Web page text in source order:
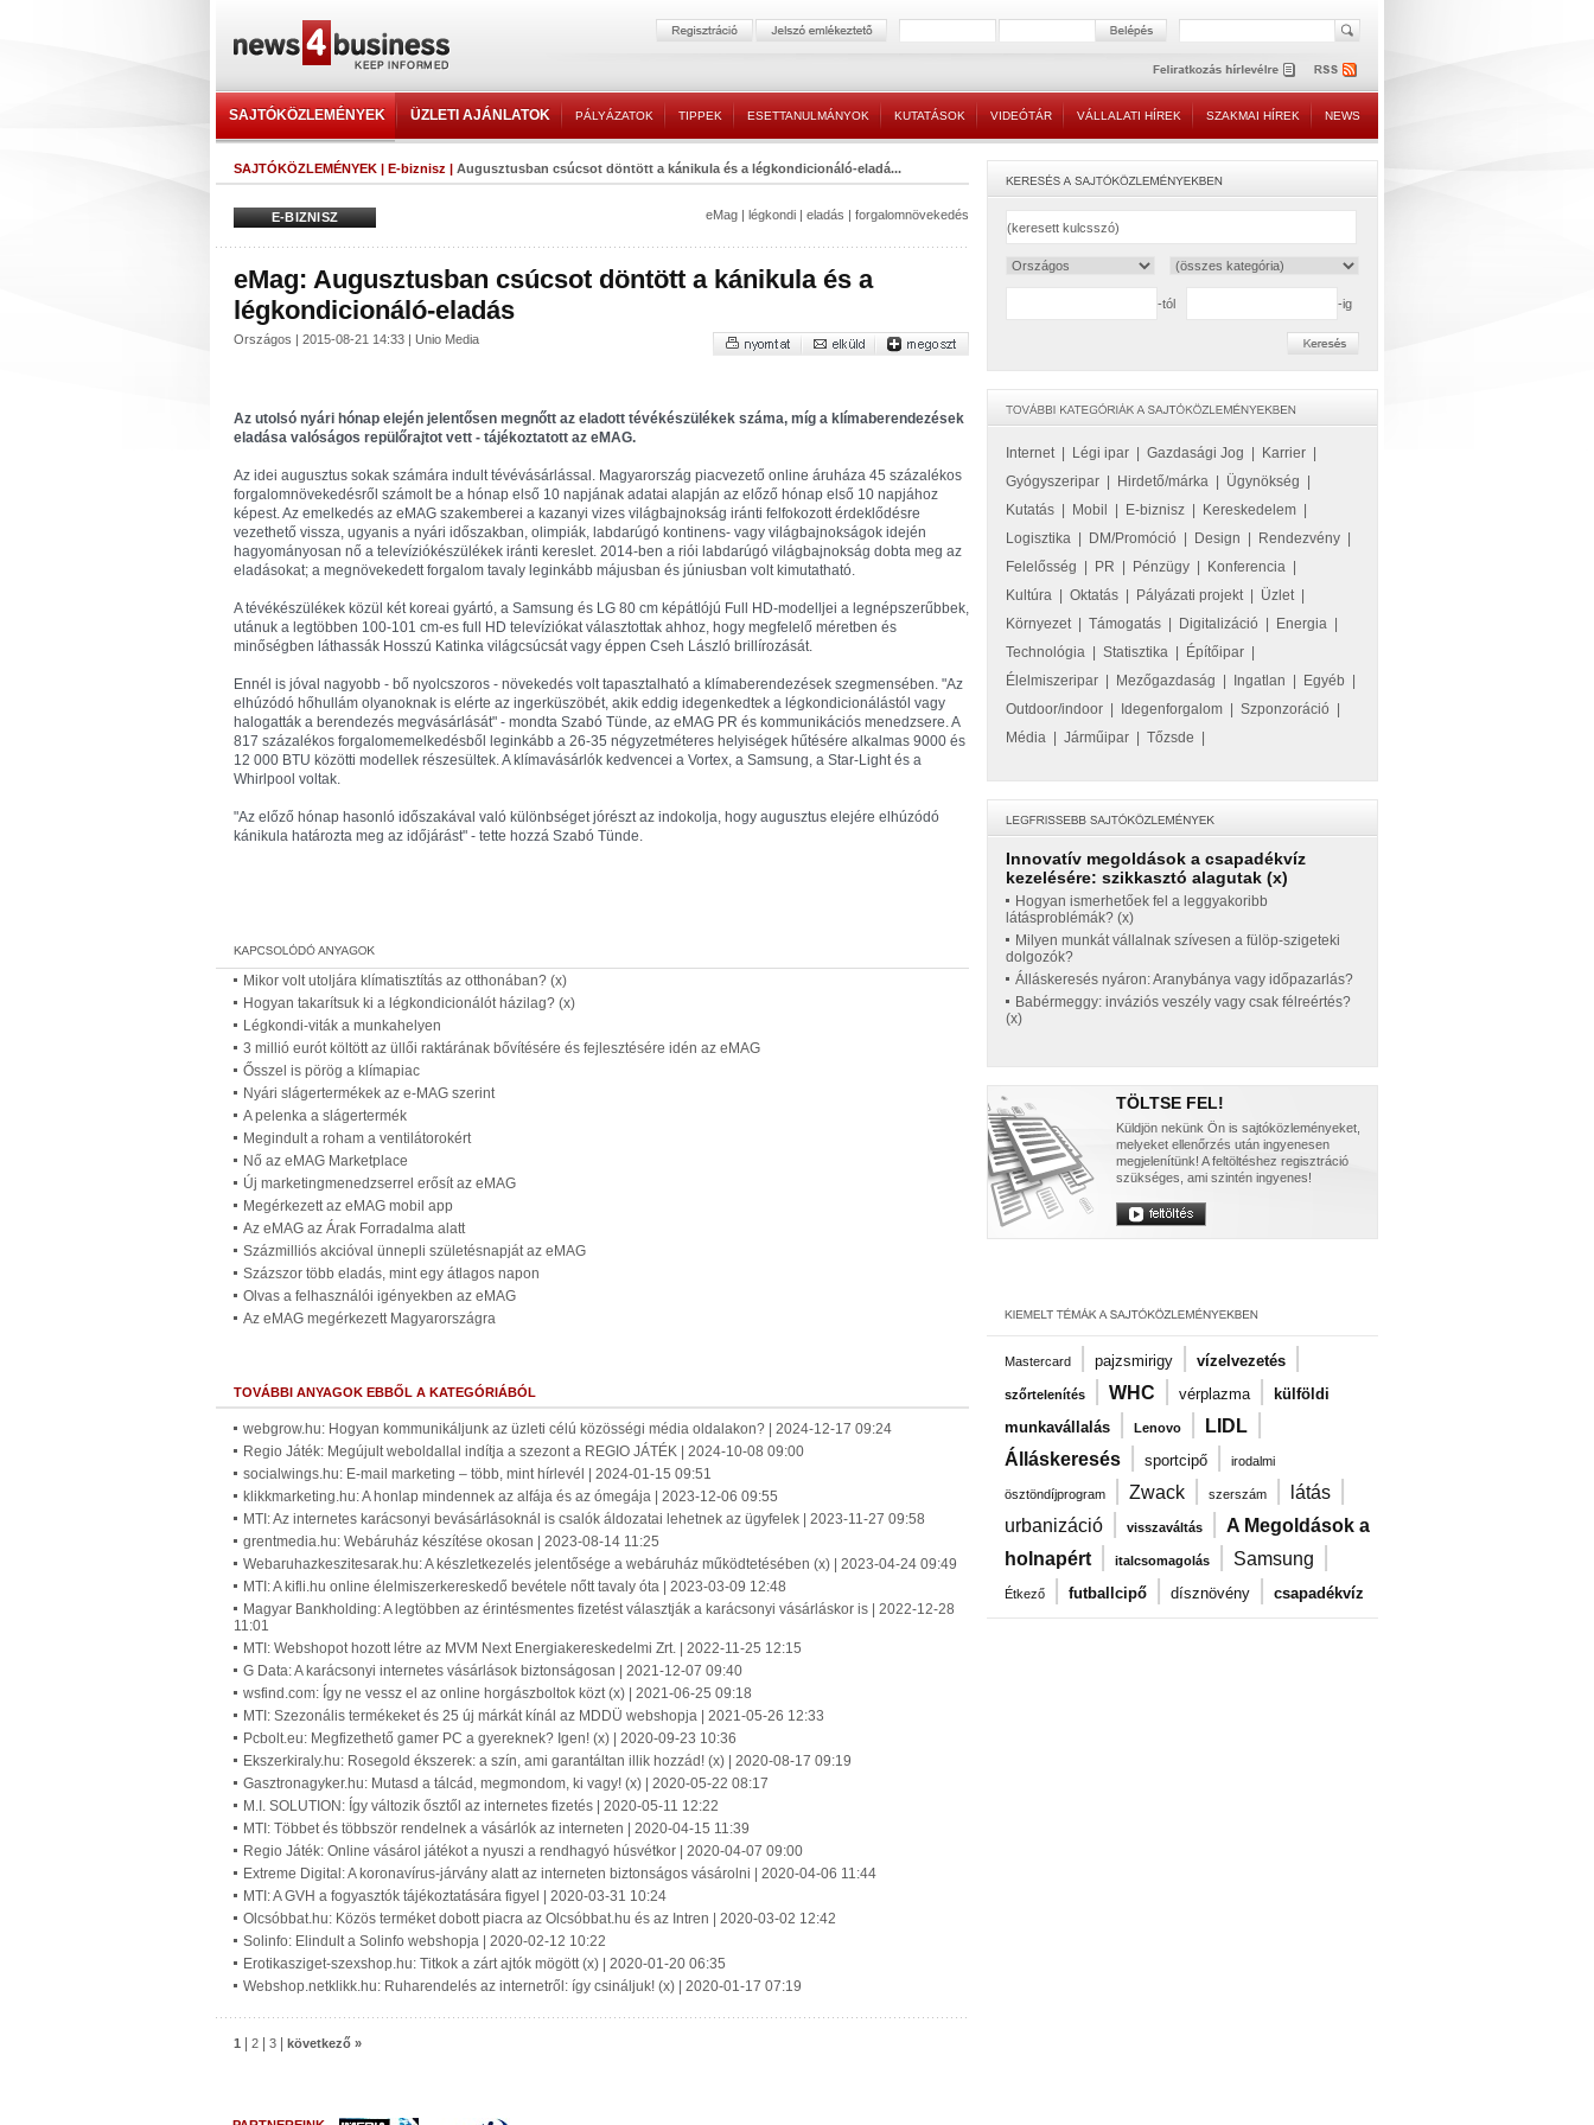
SAJTÓKÖZLEMÉNYEK ÜZLETI AJÁNLATOK PÁLYÁZATOK TIPPEK ESETTANULMÁNYOK KUTATÁSOK VIDEÓTÁR VÁLLALATI HÍREK SZAKMAI HÍREK NEWS
SAJTÓKÖZLEMÉNYEK | E-biznisz | Augusztusban csúcsot döntött a kánikula és a légkondicionáló-eladá...
E-BIZNISZ eMag | légkondi | eladás | forgalomnövekedés
eMag: Augusztusban csúcsot döntött a kánikula és a
légkondicionáló-eladás
Országos | 2015-08-21 14:33 | Unio Media
Az utolsó nyári hónap elején jelentősen megnőtt az eladott tévékészülékek száma, míg a klímaberendezések
eladása valóságos repülőrajtot vett - tájékoztatott az eMAG.
Az idei augusztus sokak számára indult tévévásárlással. Magyarország piacvezető online áruháza 45 százalékos
forgalomnövekedésről számolt be a hónap első 10 napjának adatai alapján az előző hónap első 10 napjához
képest. Az emelkedés az eMAG szakemberei a kazanyi vizes világbajnokság iránti felfokozott érdeklődésre
vezethető vissza, ugyanis a nyári időszakban, olimpiák, labdarúgó kontinens- vagy világbajnokságok idején
hagyományosan nő a televíziókészülékek iránti kereslet. 2014-ben a riói labdarúgó világbajnokság dobta meg az
eladásokat; a megnövekedett forgalom tavaly leginkább májusban és júniusban volt kimutatható.
A tévékészülékek közül két koreai gyártó, a Samsung és LG 80 cm képátlójú Full HD-modelljei a legnépszerűbbek,
utánuk a legtöbben 100-101 cm-es full HD televíziókat választottak ahhoz, hogy megfelelő méretben és
minőségben láthassák Hosszú Katinka világcsúcsát vagy éppen Cseh László brillírozását.
Ennél is jóval nagyobb - bő nyolcszoros - növekedés volt tapasztalható a klímaberendezések szegmensében. "Az
elhúzódó hőhullám olyanoknak is elérte az ingerküszöbét, akik eddig idegenkedtek a légkondicionálástól vagy
halogatták a berendezés megvásárlását" - mondta Szabó Tünde, az eMAG PR és kommunikációs menedzsere. A
817 százalékos forgalomemelkedésből leginkább a 26-35 négyzetméteres helyiségek hűtésére alkalmas 9000 és
12 000 BTU közötti modellek részesültek. A klímavásárlók kedvencei a Vortex, a Samsung, a Star-Light és a
Whirlpool voltak.
"Az előző hónap hasonló időszakával való különbséget jórészt az indokolja, hogy augusztus elejére elhúzódó
kánikula határozta meg az időjárást" - tette hozzá Szabó Tünde.
Mikor volt utoljára klímatisztítás az otthonában? (x)
Hogyan takarítsuk ki a légkondicionálót házilag? (x)
Légkondi-viták a munkahelyen
3 millió eurót költött az üllői raktárának bővítésére és fejlesztésére idén az eMAG
Ősszel is pörög a klímapiac
Nyári slágertermékek az e-MAG szerint
A pelenka a slágertermék
Megindult a roham a ventilátorokért
Nő az eMAG Marketplace
Új marketingmenedzserrel erősít az eMAG
Megérkezett az eMAG mobil app
Az eMAG az Árak Forradalma alatt
Százmilliós akcióval ünnepli születésnapját az eMAG
Százszor több eladás, mint egy átlagos napon
Olvas a felhasználói igényekben az eMAG
Az eMAG megérkezett Magyarországra
TOVÁBBI ANYAGOK EBBŐL A KATEGÓRIÁBÓL
webgrow.hu: Hogyan kommunikáljunk az üzleti célú közösségi média oldalakon? | 2024-12-17 09:24
Regio Játék: Megújult weboldallal indítja a szezont a REGIO JÁTÉK | 2024-10-08 09:00
socialwings.hu: E-mail marketing – több, mint hírlevél | 2024-01-15 09:51
klikkmarketing.hu: A honlap mindennek az alfája és az ómegája | 2023-12-06 09:55
MTI: Az internetes karácsonyi bevásárlásoknál is csalók áldozatai lehetnek az ügyfelek | 2023-11-27 09:58
grentmedia.hu: Webáruház készítése okosan | 2023-08-14 11:25
Webaruhazkeszitesarak.hu: A készletkezelés jelentősége a webáruház működtetésében (x) | 2023-04-24 09:49
MTI: A kifli.hu online élelmiszerkereskedő bevétele nőtt tavaly óta | 2023-03-09 12:48
Magyar Bankholding: A legtöbben az érintésmentes fizetést választják a karácsonyi vásárláskor is | 2022-12-28
11:01
MTI: Webshopot hozott létre az MVM Next Energiakereskedelmi Zrt. | 2022-11-25 12:15
G Data: A karácsonyi internetes vásárlások biztonságosan | 2021-12-07 09:40
wsfind.com: Így ne vessz el az online horgászboltok közt (x) | 2021-06-25 09:18
MTI: Szezonális termékeket és 25 új márkát kínál az MDDÜ webshopja | 2021-05-26 12:33
Pcbolt.eu: Megfizethető gamer PC a gyereknek? Igen! (x) | 2020-09-23 10:36
Ekszerkiraly.hu: Rosegold ékszerek: a szín, ami garantáltan illik hozzád! (x) | 2020-08-17 09:19
Gasztronagyker.hu: Mutasd a tálcád, megmondom, ki vagy! (x) | 2020-05-22 08:17
M.I. SOLUTION: Így változik ősztől az internetes fizetés | 2020-05-11 12:22
MTI: Többet és többször rendelnek a vásárlók az interneten | 2020-04-15 11:39
Regio Játék: Online vásárol játékot a nyuszi a rendhagyó húsvétkor | 2020-04-07 09:00
Extreme Digital: A koronavírus-járvány alatt az interneten biztonságos vásárolni | 2020-04-06 11:44
MTI: A GVH a fogyasztók tájékoztatására figyel | 2020-03-31 10:24
Olcsóbbat.hu: Közös terméket dobott piacra az Olcsóbbat.hu és az Intren | 2020-03-02 12:42
Solinfo: Elindult a Solinfo webshopja | 2020-02-12 10:22
Erotikasziget-szexshop.hu: Titkok a zárt ajtók mögött (x) | 2020-01-20 06:35
Webshop.netklikk.hu: Ruharendelés az internetről: így csináljuk! (x) | 2020-01-17 07:19
1 2 3 következő »
-tól -ig
Internet| Légi ipar Gazdasági Jog Karrier
Gyógyszeripar
Hirdető/márka Ügynökség
Kutatás
Mobil E-biznisz Kereskedelem
Logisztika
DM/Promóció Design Rendezvény
Felelősség
PR Pénzügy Konferencia
Kultúra
Oktatás Pályázati projekt| Üzlet|
Környezet| Támogatás Digitalizáció Energia
Technológia
Statisztika Építőipar
Élelmiszeripar
Mezőgazdaság Ingatlan Egyéb
Outdoor/indoor
Idegenforgalom Szponzoráció
Média
Járműipar Tőzsde
Innovatív megoldások a csapadékvíz
kezelésére: szikkasztó alagutak (x)
Hogyan ismerhetőek fel a leggyakoribb
látásproblémák? (x)
Milyen munkát vállalnak szívesen a fülöp-szigeteki
dolgozók?
Álláskeresés nyáron: Aranybánya vagy időpazarlás?
Babérmeggy: inváziós veszély vagy csak félreértés?
(x)
TÖLTSE FEL!
Küldjön nekünk Ön is sajtóközleményeket,
melyeket ellenőrzés után ingyenesen
megjelenítünk! A feltöltéshez regisztráció
szükséges, ami szintén ingyenes!
Mastercard | pajzsmirigy | vízelvezetés |
szőrtelenítés | WHC | vérplazma |
külföldi
munkavállalás | Lenovo | LIDL |
Álláskeresés | sportcipő | irodalmi
ösztöndíjprogram | Zwack | szerszám | látás |
urbanizáció | visszaváltás | A Megoldások a
holnapért | italcsomagolás | Samsung |
Étkező | futballcipő | dísznövény | csapadékvíz